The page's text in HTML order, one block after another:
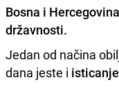
Bosna i
državnosti.
Jedan od načina
dana jeste i